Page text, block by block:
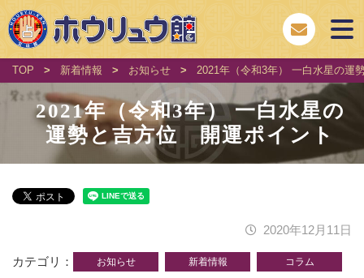
TOP > 新着情報 > お知らせ > 2021年（令和3年） 一白水星の
2021年（令和3年） 一白水星の
運勢と吉方位 開運ポイント
2020年12月11日
カテゴリ お知らせ 新着情報 コラム